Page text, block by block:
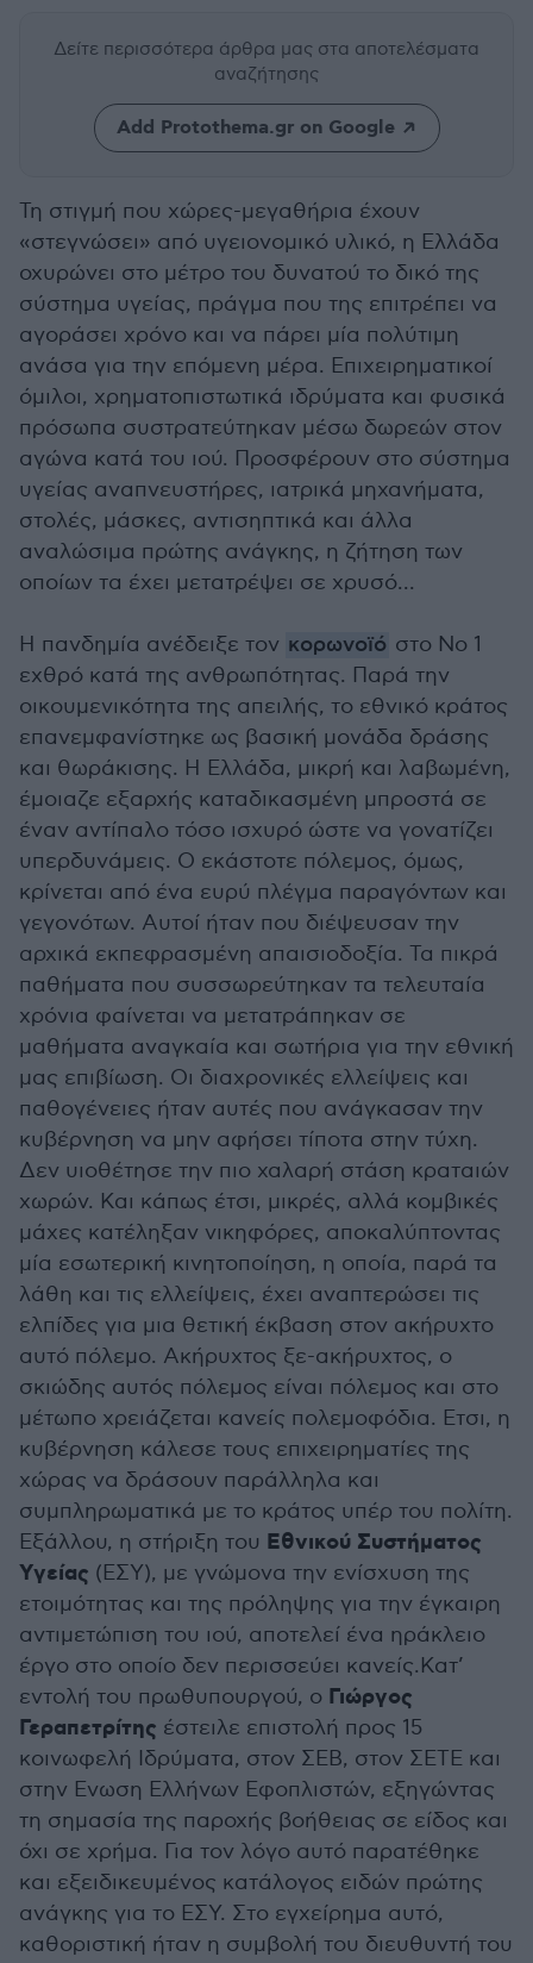
Δείτε περισσότερα άρθρα μας στα αποτελέσματα
αναζήτησης
Add Protothema.gr on Google
Τη στιγμή που χώρες-μεγαθήρια έχουν
«στεγνώσει» από υγειονομικό υλικό, η Ελλάδα
οχυρώνει στο μέτρο του δυνατού το δικό της
σύστημα υγείας, πράγμα που της επιτρέπει να
αγοράσει χρόνο και να πάρει μία πολύτιμη
ανάσα για την επόμενη μέρα. Επιχειρηματικοί
όμιλοι, χρηματοπιστωτικά ιδρύματα και φυσικά
πρόσωπα συστρατεύτηκαν μέσω δωρεών στον
αγώνα κατά του ιού. Προσφέρουν στο σύστημα
υγείας αναπνευστήρες, ιατρικά μηχανήματα,
στολές, μάσκες, αντισηπτικά και άλλα
αναλώσιμα πρώτης ανάγκης, η ζήτηση των
οποίων τα έχει μετατρέψει σε χρυσό...
Η πανδημία ανέδειξε τον κορωνοϊό στο Νο 1
εχθρό κατά της ανθρωπότητας. Παρά την
οικουμενικότητα της απειλής, το εθνικό κράτος
επανεμφανίστηκε ως βασική μονάδα δράσης
και θωράκισης. Η Ελλάδα, μικρή και λαβωμένη,
έμοιαζε εξαρχής καταδικασμένη μπροστά σε
έναν αντίπαλο τόσο ισχυρό ώστε να γονατίζει
υπερδυνάμεις. Ο εκάστοτε πόλεμος, όμως,
κρίνεται από ένα ευρύ πλέγμα παραγόντων και
γεγονότων. Αυτοί ήταν που διέψευσαν την
αρχικά εκπεφρασμένη απαισιοδοξία. Τα πικρά
παθήματα που συσσωρεύτηκαν τα τελευταία
χρόνια φαίνεται να μετατράπηκαν σε
μαθήματα αναγκαία και σωτήρια για την εθνική
μας επιβίωση. Οι διαχρονικές ελλείψεις και
παθογένειες ήταν αυτές που ανάγκασαν την
κυβέρνηση να μην αφήσει τίποτα στην τύχη.
Δεν υιοθέτησε την πιο χαλαρή στάση κραταιών
χωρών. Και κάπως έτσι, μικρές, αλλά κομβικές
μάχες κατέληξαν νικηφόρες, αποκαλύπτοντας
μία εσωτερική κινητοποίηση, η οποία, παρά τα
λάθη και τις ελλείψεις, έχει αναπτερώσει τις
ελπίδες για μια θετική έκβαση στον ακήρυχτο
αυτό πόλεμο. Ακήρυχτος ξε-ακήρυχτος, ο
σκιώδης αυτός πόλεμος είναι πόλεμος και στο
μέτωπο χρειάζεται κανείς πολεμοφόδια. Ετσι, η
κυβέρνηση κάλεσε τους επιχειρηματίες της
χώρας να δράσουν παράλληλα και
συμπληρωματικά με το κράτος υπέρ του πολίτη.
Εξάλλου, η στήριξη του Εθνικού Συστήματος
Υγείας (ΕΣΥ), με γνώμονα την ενίσχυση της
ετοιμότητας και της πρόληψης για την έγκαιρη
αντιμετώπιση του ιού, αποτελεί ένα ηράκλειο
έργο στο οποίο δεν περισσεύει κανείς.Κατ’
εντολή του πρωθυπουργού, ο Γιώργος
Γεραπετρίτης έστειλε επιστολή προς 15
κοινωφελή Ιδρύματα, στον ΣΕΒ, στον ΣΕΤΕ και
στην Ενωση Ελλήνων Εφοπλιστών, εξηγώντας
τη σημασία της παροχής βοήθειας σε είδος και
όχι σε χρήμα. Για τον λόγο αυτό παρατέθηκε
και εξειδικευμένος κατάλογος ειδών πρώτης
ανάγκης για το ΕΣΥ. Στο εγχείρημα αυτό,
καθοριστική ήταν η συμβολή του διευθυντή του